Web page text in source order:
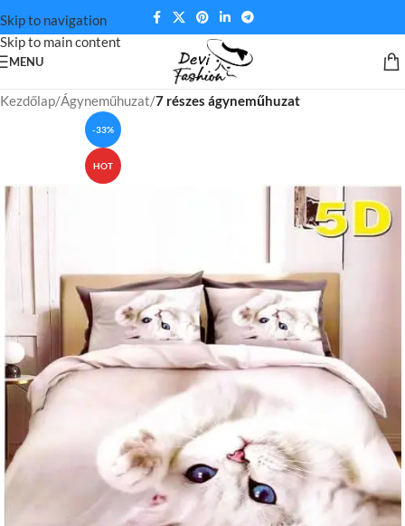
Skip to navigation
Skip to main content
MENU
Kezdőlap Ágyneműhuzat 7 részes ágyneműhuzat
-33%
HOT